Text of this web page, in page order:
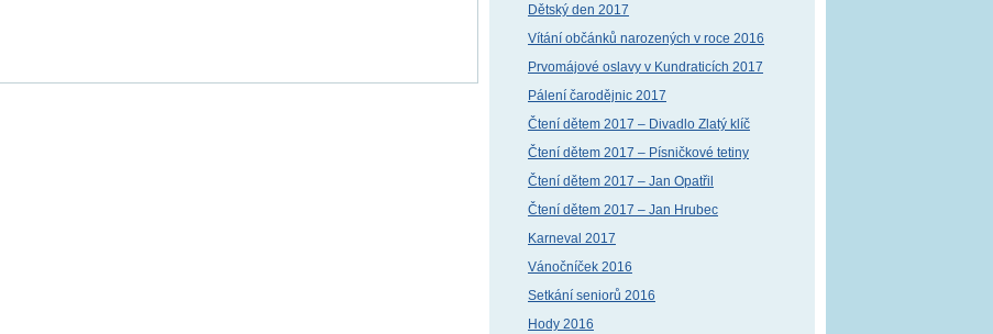
Dětský den 2017
Vítání občánků narozených v roce 2016
Prvomájové oslavy v Kundraticích 2017
Pálení čarodějnic 2017
Čtení dětem 2017 – Divadlo Zlatý klíč
Čtení dětem 2017 – Písničkové tetiny
Čtení dětem 2017 – Jan Opatřil
Čtení dětem 2017 – Jan Hrubec
Karneval 2017
Vánočníček 2016
Setkání seniorů 2016
Hody 2016